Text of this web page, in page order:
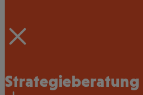
Strategieberatung